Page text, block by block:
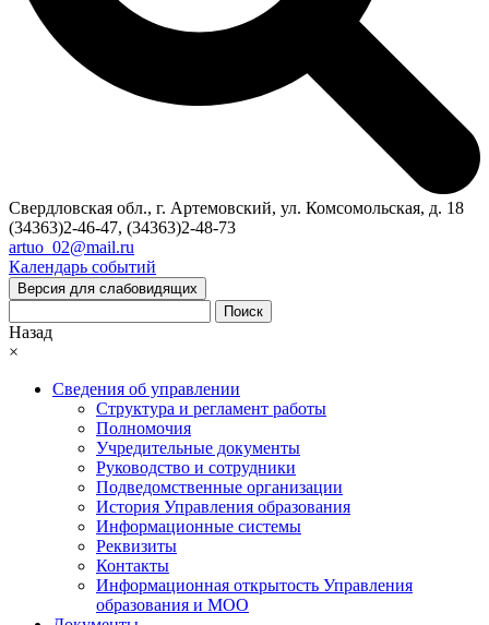
Свердловская обл., г. Артемовский, ул. Комсомольская, д. 18
(34363)2-46-47, (34363)2-48-73
artuo_02@mail.ru
Календарь событий
Версия для слабовидящих
Поиск
Назад
×
Сведения об управлении
Структура и регламент работы
Полномочия
Учредительные документы
Руководство и сотрудники
Подведомственные организации
История Управления образования
Информационные системы
Реквизиты
Контакты
Информационная открытость Управления
образования и МОО